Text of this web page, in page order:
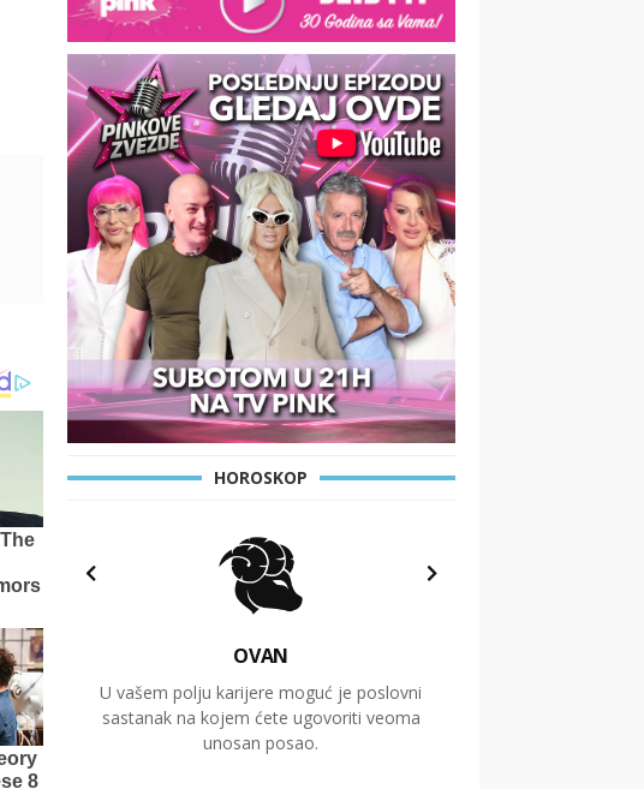
HOROSKOP
OVAN
U vašem polju karijere moguć je poslovni
sastanak na kojem ćete ugovoriti veoma
unosan posao.